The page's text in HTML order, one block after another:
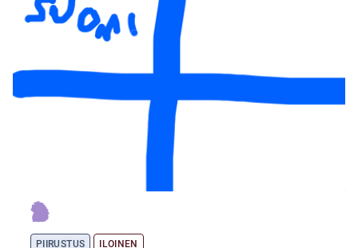
PIIRUSTUS ILOINEN